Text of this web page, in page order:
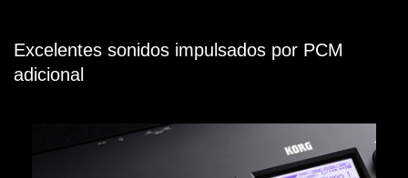
Excelentes sonidos impulsados por PCM
adicional